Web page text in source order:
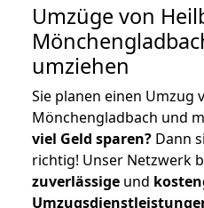
Umzüge von
umziehen
Sie planen einen Umzug
Mönchengladbach und
viel Geld sparen? Dann
richtig! Unser Netzwerk
zuverlässige und